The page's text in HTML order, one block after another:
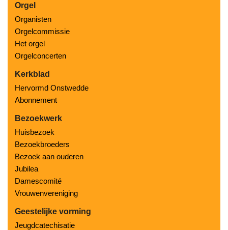
Orgel
Organisten
Orgelcommissie
Het orgel
Orgelconcerten
Kerkblad
Hervormd Onstwedde
Abonnement
Bezoekwerk
Huisbezoek
Bezoekbroeders
Bezoek aan ouderen
Jubilea
Damescomité
Vrouwenvereniging
Geestelijke vorming
Jeugdcatechisatie